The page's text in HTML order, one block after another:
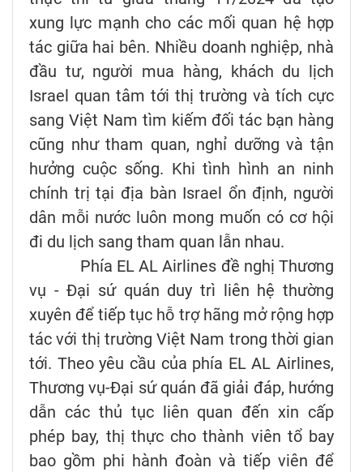
xung lực mạnh cho các mối quan hệ hợp
tác giữa hai bên. Nhiều doanh nghiệp, nhà
đầu tư, người mua hàng, khách du lịch
Israel quan tâm tới thị trường và tích cực
sang Việt Nam tìm kiếm đối tác bạn hàng
cũng như tham quan, nghỉ dưỡng và tận
hưởng cuộc sống. Khi tình hình an ninh
chính trị tại địa bàn Israel ổn định, người
dân mỗi nước luôn mong muốn có cơ hội
đi du lịch sang tham quan lẫn nhau.
Phía EL AL Airlines đề nghị Thương
vụ - Đại sứ quán duy trì liên hệ thường
xuyên để tiếp tục hỗ trợ hãng mở rộng hợp
tác với thị trường Việt Nam trong thời gian
tới. Theo yêu cầu của phía EL AL Airlines,
Thương vụ-Đại sứ quán đã giải đáp, hướng
dẫn các thủ tục liên quan đến xin cấp
phép bay, thị thực cho thành viên tổ bay
bao gồm phi hành đoàn và tiếp viên để